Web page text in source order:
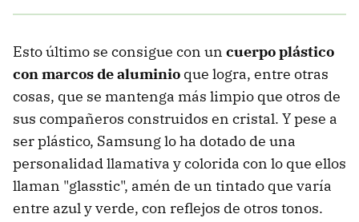
Esto último se consigue con un cuerpo plástico
con marcos de aluminio que logra, entre otras
cosas, que se mantenga más limpio que otros de
sus compañeros construidos en cristal. Y pese a
ser plástico, Samsung lo ha dotado de una
personalidad llamativa y colorida con lo que ellos
llaman "glasstic", amén de un tintado que varía
entre azul y verde, con reflejos de otros tonos.